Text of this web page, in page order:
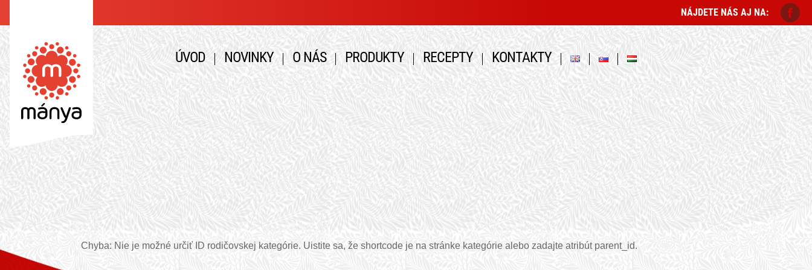
NÁJDETE NÁS AJ NA:
ÚVOD NOVINKY O NÁS PRODUKTY RECEPTY KONTAKTY
Chyba: Nie je možné určiť ID rodičovskej kategórie. Uistite sa, že shortcode je na stránke kategórie alebo zadajte atribút parent_id.